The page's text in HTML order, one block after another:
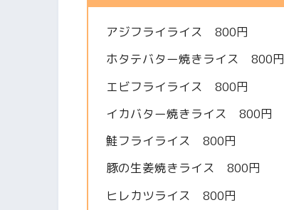
アジフライライス 800円
ホタテバター焼きライス 800円
エビフライライス 800円
イカバター焼きライス 800円
鮭フライライス 800円
豚の生姜焼きライス 800円
ヒレカツライス 800円